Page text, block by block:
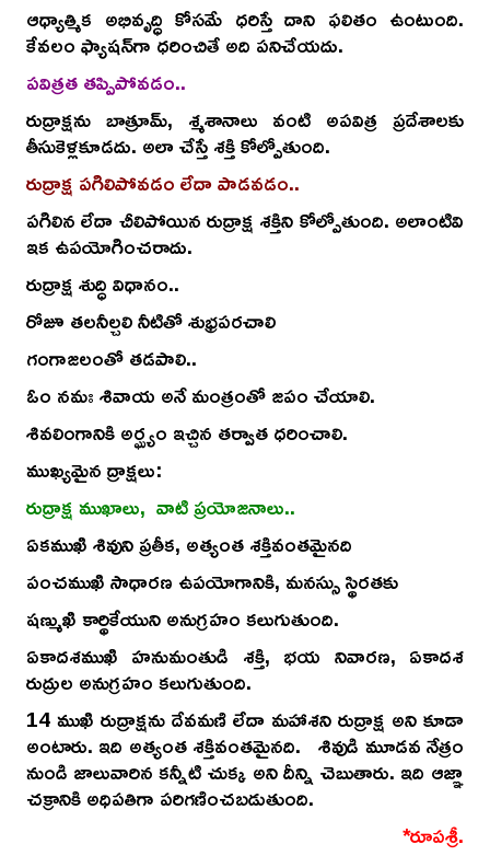
ఆధ్యాత్మిక అభివృద్ధి కోసమే ధరిస్తే దాని ఫలితం ఉంటుంది.
కేవలం ఫ్యాషన్‌గా ధరించితే అది పనిచేయదు.
పవిత్రత తప్పిపోవడం..
రుద్రాక్షను బాత్రూమ్, శ్మశానాలు వంటి అపవిత్ర ప్రదేశాలకు
తీసుకెళ్లకూడదు. అలా చేస్తే శక్తి కోల్పోతుంది.
రుద్రాక్ష పగిలిపోవడం లేదా పాడవడం..
పగిలిన లేదా చీలిపోయిన రుద్రాక్ష శక్తిని కోల్పోతుంది. అలాంటివి
ఇక ఉపయోగించరాదు.
రుద్రాక్ష శుద్ధి విధానం..
రోజూ తలనీల్చలి నీటితో శుభ్రపరచాలి
గంగాజలంతో తడపాలి..
ఓం నమః శివాయ అనే మంత్రంతో జపం చేయాలి.
శివలింగానికి అర్ఘ్యం ఇచ్చిన తర్వాత ధరించాలి.
ముఖ్యమైన ద్రాక్షలు:
రుద్రాక్ష ముఖాలు, వాటి ప్రయోజనాలు..
ఏకముఖి శివుని ప్రతీక, అత్యంత శక్తివంతమైనది
పంచముఖి సాధారణ ఉపయోగానికి, మనస్సు స్థిరతకు
షణ్ముఖి కార్థికేయుని అనుగ్రహం కలుగుతుంది.
ఏకాదశముఖి హనుమంతుడి శక్తి, భయ నివారణ, ఏకాదశ
రుద్రుల అనుగ్రహం కలుగుతుంది.
14 ముఖి రుద్రాక్షను దేవమణి లేదా మహాశని రుద్రాక్ష అని కూడా
అంటారు. ఇది అత్యంత శక్తివంతమైనది. శివుడి మూడవ నేత్రం
నుండి జాలువారిన కన్నీటి చుక్క అని దీన్ని చెబుతారు. ఇది ఆజ్ఞా
చక్రానికి అధిపతిగా పరిగణించబడుతుంది.
*రూపశ్రీ.